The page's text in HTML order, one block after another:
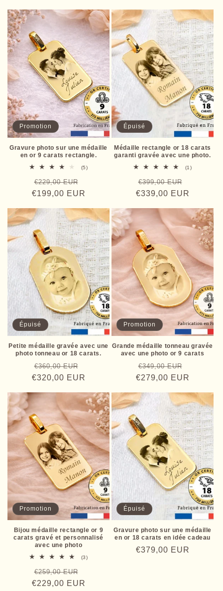
Promotion
Gravure photo sur une médaille
en or 9 carats rectangle.
(5)5
Prix
habituel
€229,00 EUR
promotionnel
€199,00 EUR
Épuisé
Médaille rectangle or 18 carats
garanti gravée avec une photo.
(1)1
Prix
habituel
€399,00 EUR
€339,00 EUR
Épuisé
Petite médaille gravée avec une
photo tonneau or 18 carats.
Prix
habituel
€360,00 EUR
promotionnel
€320,00 EUR
Promotion
Grande médaille tonneau gravée
avec une photo or 9 carats
Prix
habituel
€349,00 EUR
€279,00 EUR
Promotion
Bijou médaille rectangle or 9
carats gravé et personnalisé
avec une photo
(3)3
Prix
habituel
€259,00 EUR
promotionnel
€229,00 EUR
Épuisé
Gravure photo sur une médaille
en or 18 carats en idée cadeau
Prix
€379,00 EUR